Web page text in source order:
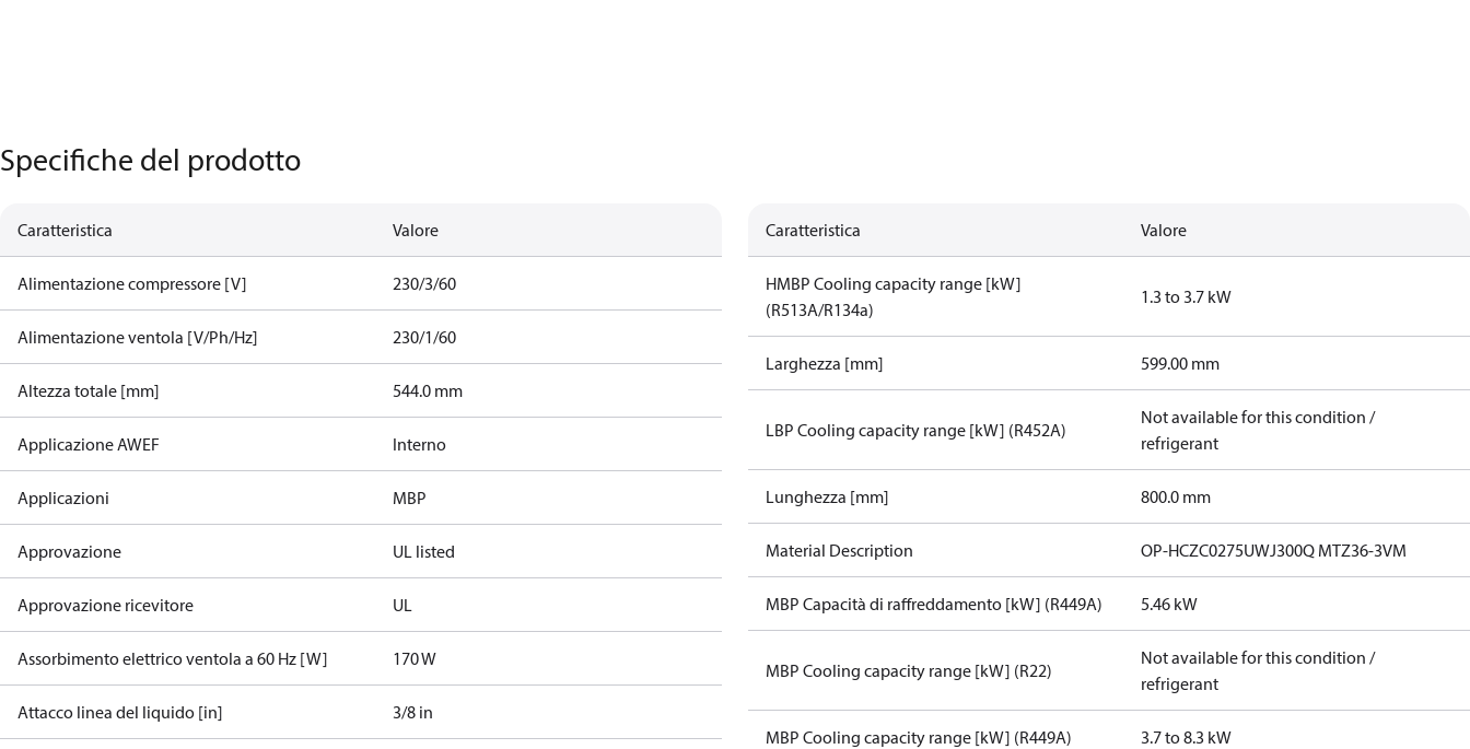
Specifiche del prodotto
Caratteristica Valore
Alimentazione compressore [V] 230/3/60
Alimentazione ventola [V/Ph/Hz] 230/1/60
Altezza totale [mm] 544.0 mm
Applicazione AWEF Interno
Applicazioni MBP
Approvazione UL listed
Approvazione ricevitore UL
Assorbimento elettrico ventola a 60 Hz [W] 170 W
Attacco linea del liquido [in] 3/8 in
Caratteristica Valore
HMBP Cooling capacity range [kW]
(R513A/R134a)
1.3 to 3.7 kW
Larghezza [mm] 599.00 mm
LBP Cooling capacity range [kW] (R452A)
Not available for this condition /
refrigerant
Lunghezza [mm] 800.0 mm
Material Description OP-HCZC0275UWJ300Q MTZ36-3VM
MBP Capacità di raffreddamento [kW] (R449A) 5.46 kW
MBP Cooling capacity range [kW] (R22)
Not available for this condition /
refrigerant
MBP Cooling capacity range [kW] (R449A) 3.7 to 8.3 kW